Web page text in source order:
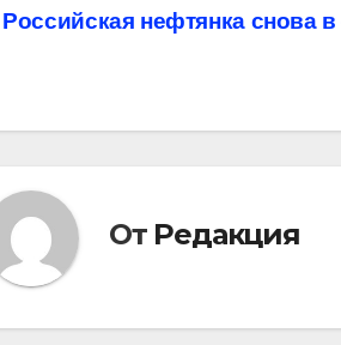
Российская нефтянка снова в
От Редакция